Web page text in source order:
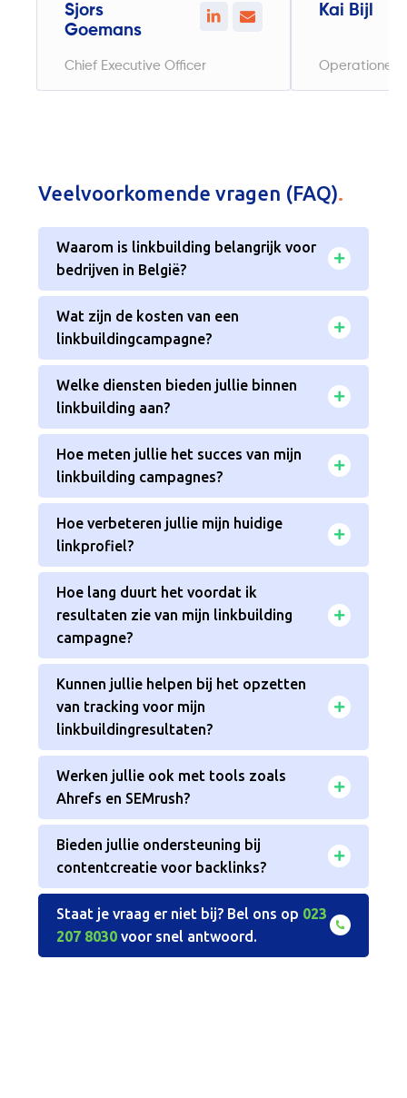
Sjors
Goemans
Chief Executive Officer
Kai Bijl
Operationeel
Veelvoorkomende vragen (FAQ).
Waarom is linkbuilding belangrijk voor
bedrijven in België?
Wat zijn de kosten van een
linkbuildingcampagne?
Welke diensten bieden jullie binnen
linkbuilding aan?
Hoe meten jullie het succes van mijn
linkbuilding campagnes?
Hoe verbeteren jullie mijn huidige
linkprofiel?
Hoe lang duurt het voordat ik
resultaten zie van mijn linkbuilding
campagne?
Kunnen jullie helpen bij het opzetten
van tracking voor mijn
linkbuildingresultaten?
Werken jullie ook met tools zoals
Ahrefs en SEMrush?
Bieden jullie ondersteuning bij
contentcreatie voor backlinks?
Staat je vraag er niet bij? Bel ons op 023
207 8030 voor snel antwoord.